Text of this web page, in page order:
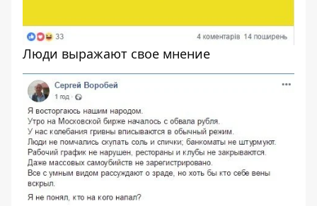
Люди выражают свое мнение